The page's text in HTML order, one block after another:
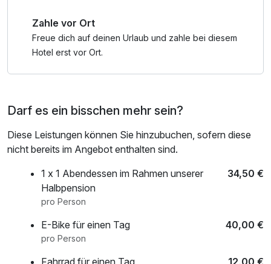
Während Ihres Aufenthalts im Forellenhof haben Sie die
Möglichkeit, einige der besten Attraktionen der Region zu
erkunden:
und faszinierende Flugshows. Ein ideales Ziel für Natur-
• Heide Park Resort: Erleben Sie aufregende
Achterbahnen und vielfältige Attraktionen im größten
Freizeitpark Norddeutschlands, der sich
ebenfalls in der Nähe befindet. Ein perfektes Ziel für
Abenteuerlustige und Familien.
spannende Safari und beobachten Sie exotische Tiere aus
nächster Nähe. Der Serengeti-
Park bietet ein einzigartiges Erlebnis, das Groß und Klein
Zahle vor Ort
Freue dich auf deinen Urlaub und zahle bei diesem
Hotel erst vor Ort.
Darf es ein bisschen mehr sein?
Diese Leistungen können Sie hinzubuchen, sofern diese
nicht bereits im Angebot enthalten sind.
1 x 1 Abendessen im Rahmen unserer
Halbpension
34,50 €
pro Person
E-Bike für einen Tag 40,00 €
pro Person